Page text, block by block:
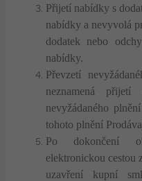
Přijetí nabídky s
nabídky a nevyvolá
dodatek nebo
nabídky.
Převzetí
neznamená
nevyžádaného
tohoto plnění
Po dokončení
elektronickou cestou
uzavření kupní